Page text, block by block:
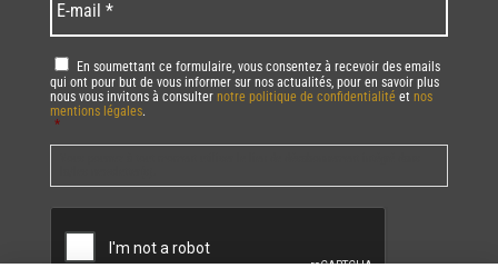
mail *
RGPD *
En soumettant ce formulaire, vous consentez à recevoir des emails
qui ont pour but de vous informer sur nos actualités, pour en savoir plus
nous vous invitons à consulter notre politique de confidentialité et nos
mentions légales.
*